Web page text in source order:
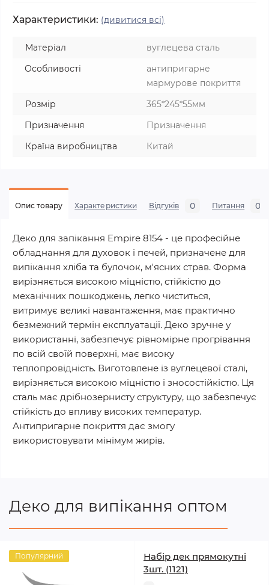
Характеристики: (дивитися всі)
Матеріал
вуглецева сталь
Особливості
антипригарне
мармурове покриття
Розмір
365*245*55мм
Призначення
Призначення
Країна виробництва
Китай
Опис товару Характеристики Відгуків 0 Питання 0
Деко для запікання Empire 8154 - це професійне
обладнання для духовок і печей, призначене для
випікання хліба та булочок, м'ясних страв. Форма
вирізняється високою міцністю, стійкістю до
механічних пошкоджень, легко чиститься,
витримує великі навантаження, має практично
безмежний термін експлуатації. Деко зручне у
використанні, забезпечує рівномірне прогрівання
по всій своїй поверхні, має високу
теплопровідність. Виготовлене із вуглецевої сталі,
вирізняється високою міцністю і зносостійкістю. Ця
сталь має дрібнозернисту структуру, що забезпечує
стійкість до впливу високих температур.
Антипригарне покриття дає змогу
використовувати мінімум жирів.
Деко для випікання оптом
Популярний
Набір дек прямокутні
3шт. (1121)